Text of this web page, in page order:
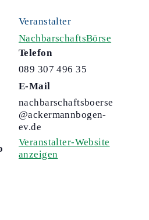
Veranstalter
NachbarschaftsBörse
Telefon
089 307 496 35
E-Mail
nachbarschaftsboerse
@ackermannbogen-
ev.de
Veranstalter-Website
anzeigen